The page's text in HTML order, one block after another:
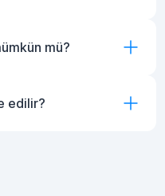
mü?
edilir?